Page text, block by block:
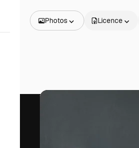
Photos
Vidéos
Licence